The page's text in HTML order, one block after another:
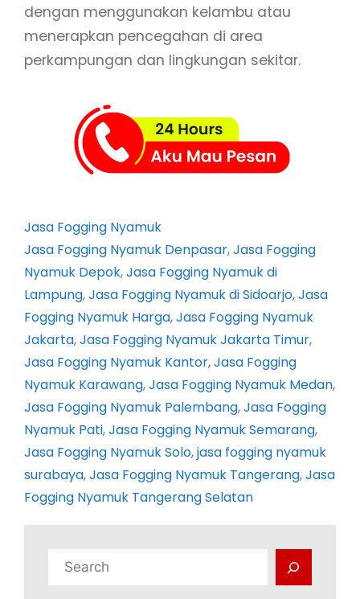
dengan menggunakan kelambu atau
menerapkan pencegahan di area
perkampungan dan lingkungan sekitar.
Jasa Fogging Nyamuk
Jasa Fogging Nyamuk Denpasar, Jasa Fogging
Nyamuk Depok, Jasa Fogging Nyamuk di
Lampung, Jasa Fogging Nyamuk di Sidoarjo, Jasa
Fogging Nyamuk Harga, Jasa Fogging Nyamuk
Jakarta, Jasa Fogging Nyamuk Jakarta Timur
Jasa Fogging Nyamuk Kantor, Jasa Fogging
Nyamuk Karawang, Jasa Fogging Nyamuk Medan
Jasa Fogging Nyamuk Palembang, Jasa Fogging
Nyamuk Pati, Jasa Fogging Nyamuk Semarang
Jasa Fogging Nyamuk Solo, jasa fogging nyamuk
surabaya, Jasa Fogging Nyamuk Tangerang, Jasa
Fogging Nyamuk Tangerang Selatan
a